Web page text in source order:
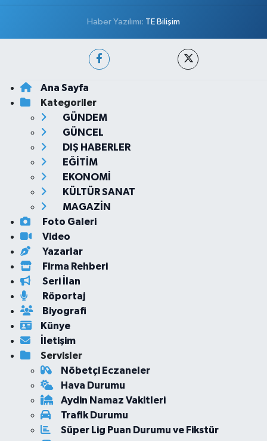
Haber Yazılımı: TE Bilişim
Ana Sayfa
Kategoriler
GÜNDEM
GÜNCEL
DIŞ HABERLER
EĞİTİM
EKONOMİ
KÜLTÜR SANAT
MAGAZİN
Foto Galeri
Video
Yazarlar
Firma Rehberi
Seri İlan
Röportaj
Biyografi
Künye
İletişim
Servisler
Nöbetçi Eczaneler
Hava Durumu
Aydin Namaz Vakitleri
Trafik Durumu
Süper Lig Puan Durumu ve Fikstür